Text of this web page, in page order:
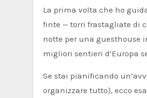
La prima volta che ho guidato verso le Dolomiti, ho dovuto accostare dopo 20 minuti. Le cime sembravano
finte — torri frastagliate di
notte per una guesthouse
migliori sentieri d’Europa
Se stai pianificando
organizzare tutto), ecco